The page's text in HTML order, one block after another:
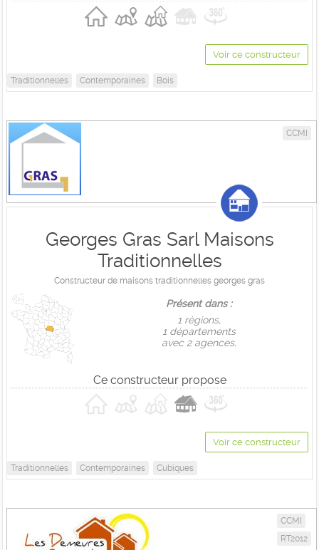
Voir ce constructeur
Traditionnelles Contemporaines Bois
CCMI
Georges Gras Sarl Maisons
Traditionnelles
Constructeur de maisons traditionnelles georges gras
Présent dans :
1 règions,
1 départements
avec 2 agences.
Ce constructeur propose
Voir ce constructeur
Traditionnelles Contemporaines Cubiques
CCMI
RT2012